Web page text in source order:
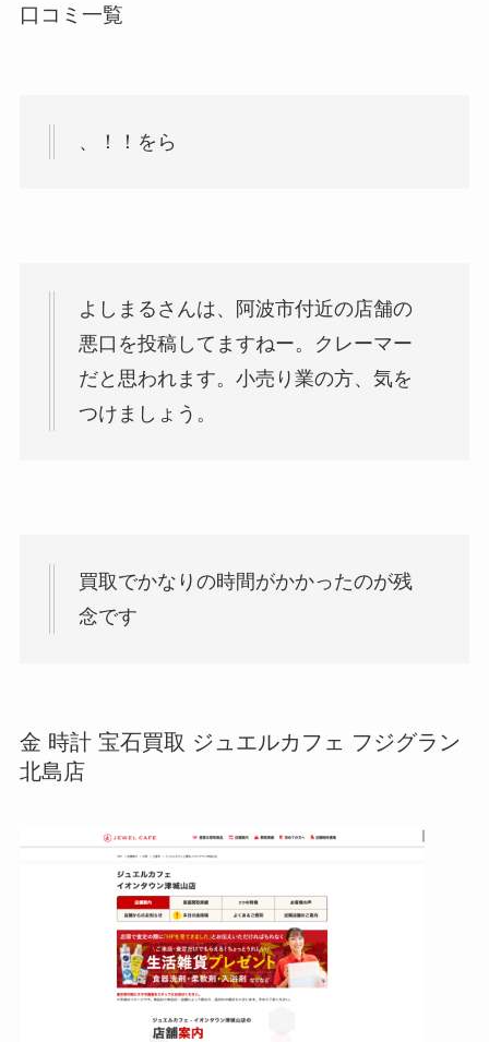
口コミ一覧
、！！をら
よしまるさんは、阿波市付近の店舗の
悪口を投稿してますねー。クレーマー
だと思われます。小売り業の方、気を
つけましょう。
買取でかなりの時間がかかったのが残
念です
金 時計 宝石買取 ジュエルカフェ フジグラン
北島店